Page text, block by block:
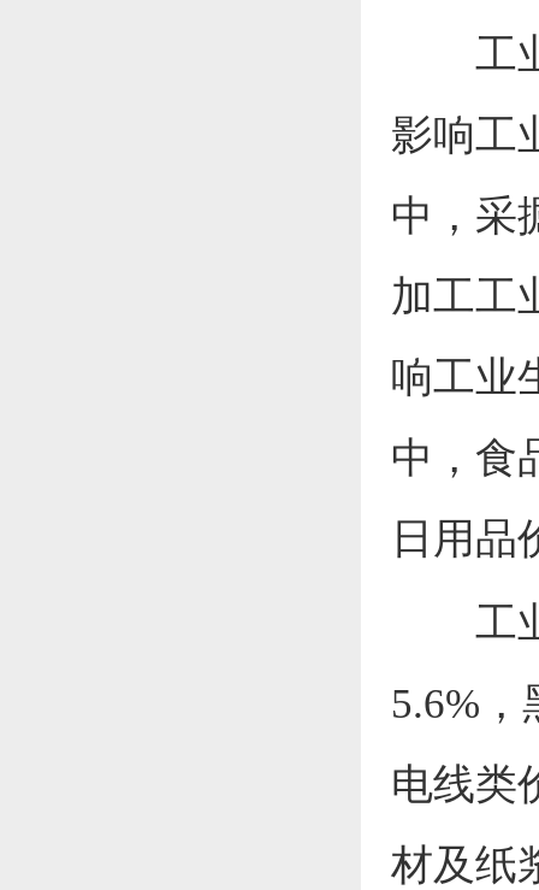
工
影响工
中，采
加工工
响工业
中，食
日用品
工
5.6%，
电线类
材及纸